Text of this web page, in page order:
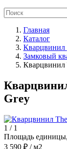
Главная
Каталог
Кварцвинил
Замковый
Кварцвинил
Grey
1 / 1
Площадь
3 590 ₽ / м2